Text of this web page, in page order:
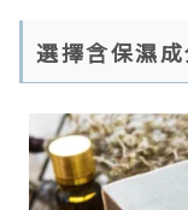
選擇含保濕